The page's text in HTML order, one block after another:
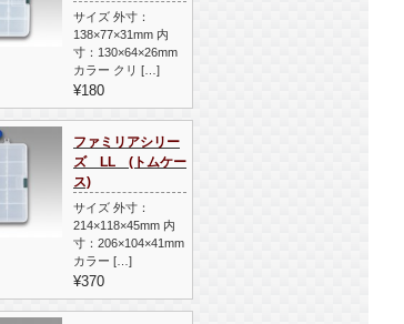
サイズ 外寸：
138×77×31mm 内
寸：130×64×26mm
カラー クリ […]
¥180
ファミリアシリー
ズ LL (トムケー
ス)
サイズ 外寸：
214×118×45mm 内
寸：206×104×41mm
カラー […]
¥370